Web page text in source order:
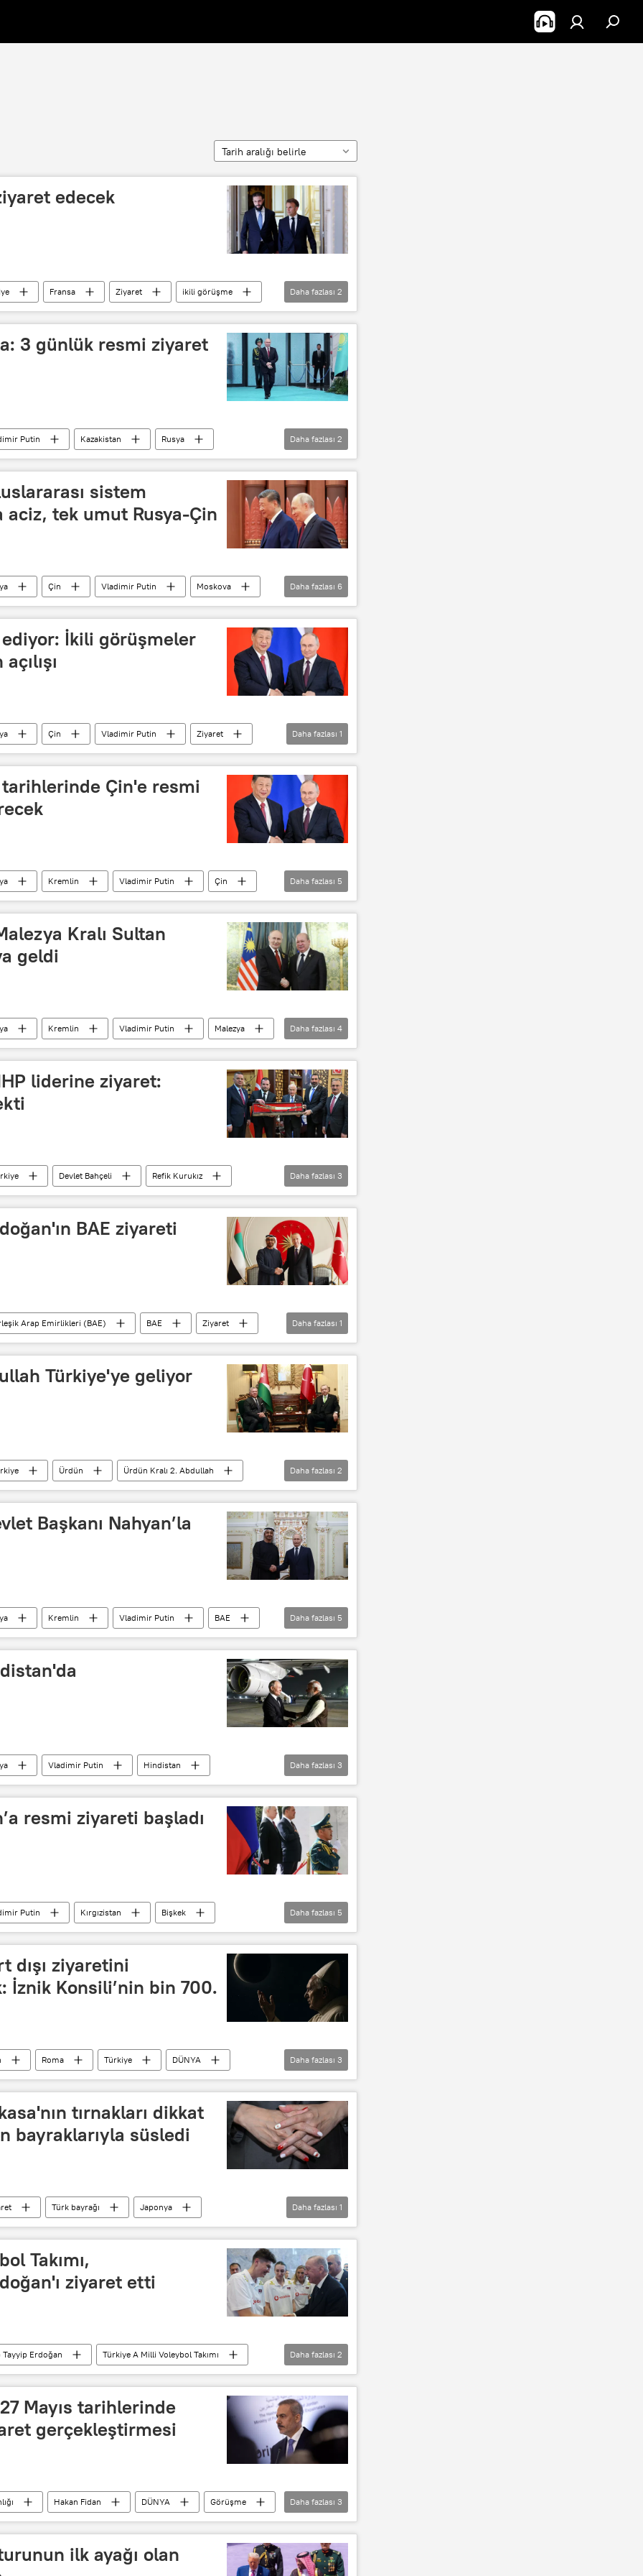
Tarih aralığı belirle
edecek
Fransa Ziyaret
ikili görüşme
Daha fazlası 2
3 günlük resmi ziyaret
Putin Kazakistan
Rusya
Ekonomik Birliği (AEB)
Daha fazlası 2
sistem
aciz, tek umut Rusya-Çin
Çin Vladimir Putin
Moskova
Konseyi Çok kutuplu dünya
Enerji
Daha fazlası 6
İkili görüşmeler
Çin Vladimir Putin
Ziyaret
Daha fazlası 1
tarihlerinde Çin'e resmi
Kremlin Vladimir Putin
Çin
Ziyaret Moskova Pekin
Daha fazlası 5
Kralı Sultan
geldi
Kremlin Vladimir Putin
Malezya
Ziyaret Moskova
Daha fazlası 4
liderine ziyaret:
Devlet Bahçeli
Refik Kurukız
Ziyaret
Daha fazlası 3
BAE ziyareti
Arap Emirlikleri (BAE) BAE
Ziyaret
Daha fazlası 1
Türkiye'ye geliyor
Ürdün
Ürdün Kralı 2. Abdullah
Daha fazlası 2
Başkanı Nahyan’la
Kremlin Vladimir Putin
BAE
Muhammed Bin Zayed El Nahyan
Görüşme
Daha fazlası 5
Vladimir Putin
Hindistan
Narendra Modi Ziyaret
Daha fazlası 3
resmi ziyareti başladı
Putin Kırgızistan
Bişkek
Havalimanı
Daha fazlası 5
dışı ziyaretini
İznik Konsili’nin bin 700.
Roma Türkiye
DÜNYA
yeni papa
Daha fazlası 3
tırnakları dikkat
bayraklarıyla süsledi
Türk bayrağı
Japonya
Daha fazlası 1
Takımı,
ziyaret etti
Tayyip Erdoğan
Türkiye A Milli Voleybol Takımı
Ziyaret
Daha fazlası 2
Mayıs tarihlerinde
gerçekleştirmesi
Hakan Fidan DÜNYA
Görüşme
Türkiye
Daha fazlası 3
ilk ayağı olan